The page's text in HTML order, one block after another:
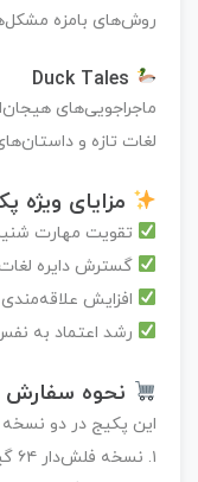
روش‌های بامزه مشکل‌ها را
ماجراجویی‌های
لغات تازه و داستان‌های
مزایای ویژه پکیج B1+:
تقویت مهارت شنیداری
گسترش دایره لغات
افزایش علاقه‌مندی به
رشد اعتماد به نفس و
نحوه سفارش
این پکیج در دو نسخه